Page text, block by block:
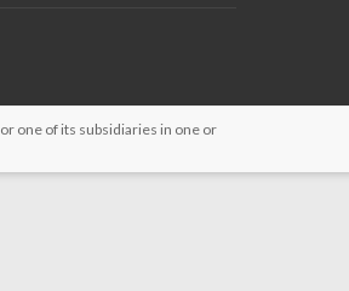
one of its subsidiaries in one or